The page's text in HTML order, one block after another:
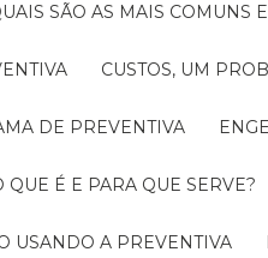
SÃO AS MAIS COMUNS
CUSTOS, UM
DE PREVENTIVA
QUE É E PARA QUE SERVE?
USANDO A PREVENTIVA